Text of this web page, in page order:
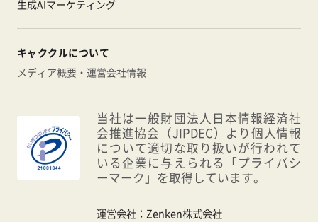
生成AIマーケティング
キャククルについて
メディア概要・運営会社情報
当社は一般財団法人日本情報経済社
会推進協会（JIPDEC）より個人情報
について適切な取り扱いが行われて
いる企業に与えられる「プライバシ
ーマーク」を取得しています。
運営会社： Zenken株式会社